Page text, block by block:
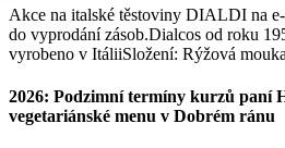
Akce na italské těstoviny DIALDI na
do vyprodání zásob.Dialcos od roku
vyrobeno v ItáliiSložení: Rýžová
2026: Podzimní termíny kurzů paní
vegetariánské menu v Dobrém ránu